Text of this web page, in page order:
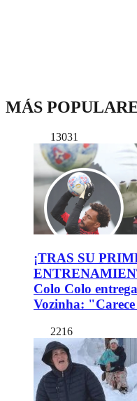
MÁS
13031
¡TRAS SU
Colo Colo
Vozinha:
2216